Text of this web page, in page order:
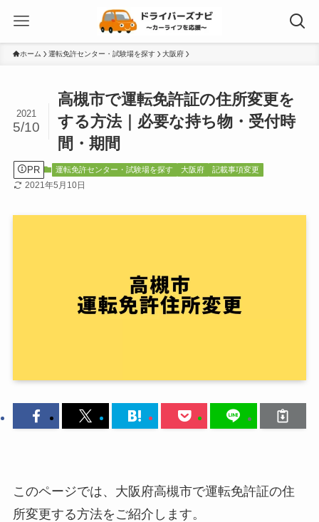
ホーム 運転免許センター・試験場を探す 大阪府
高槻市で運転免許証の住所変更を
する方法｜必要な持ち物・受付時
間・期間
2021
5/10
PR 運転免許センター・試験場を探す 大阪府 記載事項変更
2021年5月10日
このページでは、大阪府高槻市で運転免許証の住
所変更する方法をご紹介します。